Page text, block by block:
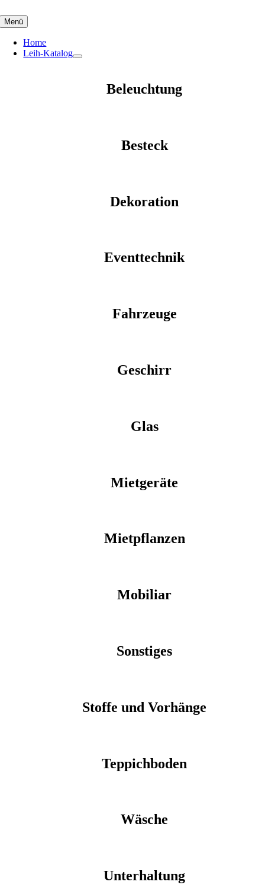
to
content
Menü
Home
Leih-Katalog
Beleuchtung
Besteck
Dekoration
Eventtechnik
Fahrzeuge
Geschirr
Glas
Mietgeräte
Mietpflanzen
Mobiliar
Sonstiges
Stoffe und Vorhänge
Teppichboden
Wäsche
Unterhaltung